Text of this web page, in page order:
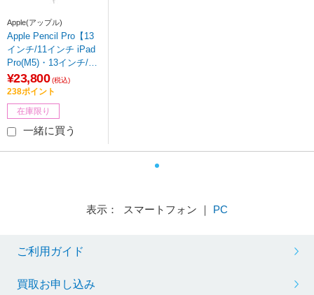
Apple(アップル)
Apple Pencil Pro【13
インチ/11インチ iPad
Pro(M5)・13インチ/11
インチ iPad Air(M4)対
応】 MX2D3ZA/A
¥23,800 (税込)
238ポイント
在庫限り
一緒に買う
表示： スマートフォン ｜ PC
ご利用ガイド
買取お申し込み